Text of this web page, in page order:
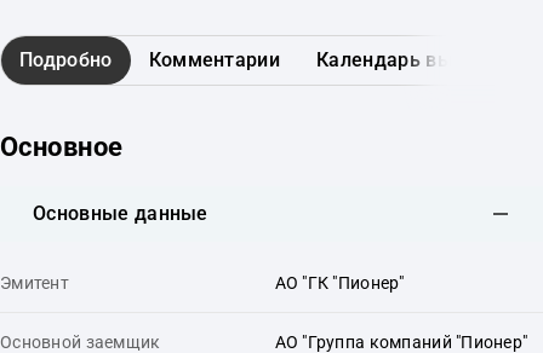
Подробно Комментарии Календарь выплат
Основное
Основные данные
Эмитент АО "ГК "Пионер"
Основной заемщик АО "Группа компаний "Пионер"